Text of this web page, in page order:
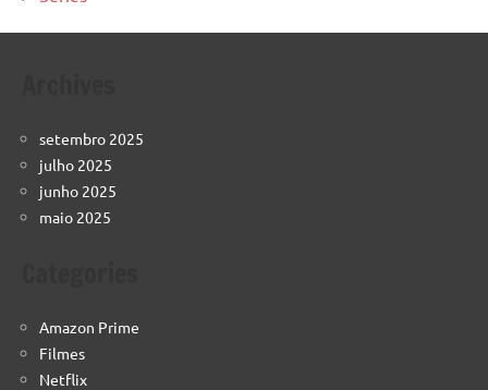
setembro 2025
julho 2025
junho 2025
maio 2025
Amazon Prime
Filmes
Netflix